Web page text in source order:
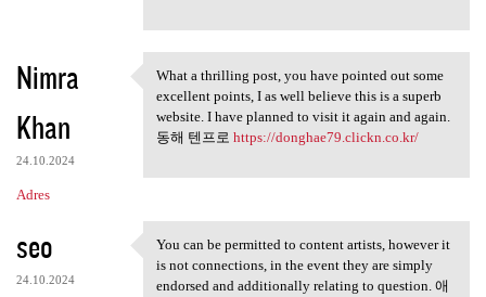
Nimra
Khan
24.10.2024
Adres
What a thrilling post, you
What a thrilling post, you have pointed out some
excellent points, I as well believe this is a superb
website. I have planned to visit it again and again.
동해 텐프로 https://donghae79.clickn.co.kr/
seo
24.10.2024
You can be permitted to
You can be permitted to content artists, however it
is not connections, in the event they are simply
endorsed and additionally relating to question. 애